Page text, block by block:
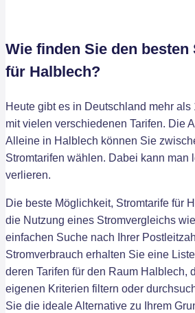
Wie finden Sie den
für Halblech?
Heute gibt es in Deutschland mehr
mit vielen verschiedenen Tarifen. Die
Alleine in Halblech können Sie
Stromtarifen wählen. Dabei kann man
verlieren.
Die beste Möglichkeit, Stromtarife für
die Nutzung eines Stromvergleichs
einfachen Suche nach Ihrer
Stromverbrauch erhalten Sie eine
deren Tarifen für den Raum Halblech,
eigenen Kriterien filtern oder
Sie die ideale Alternative zu Ihrem